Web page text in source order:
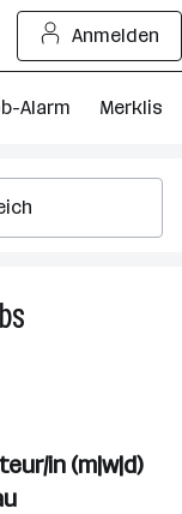
Anmelden
Alarm Merkliste
in (m|w|d)